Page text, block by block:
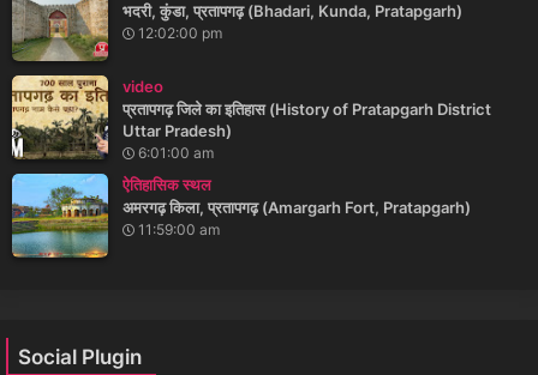
भदरी, कुंडा, प्रतापगढ़ (Bhadari, Kunda, Pratapgarh)
12:02:00 pm
video
प्रतापगढ़ जिले का इतिहास (History of Pratapgarh District
Uttar Pradesh)
6:01:00 am
ऐतिहासिक स्थल
अमरगढ़ किला, प्रतापगढ़ (Amargarh Fort, Pratapgarh)
11:59:00 am
Social Plugin